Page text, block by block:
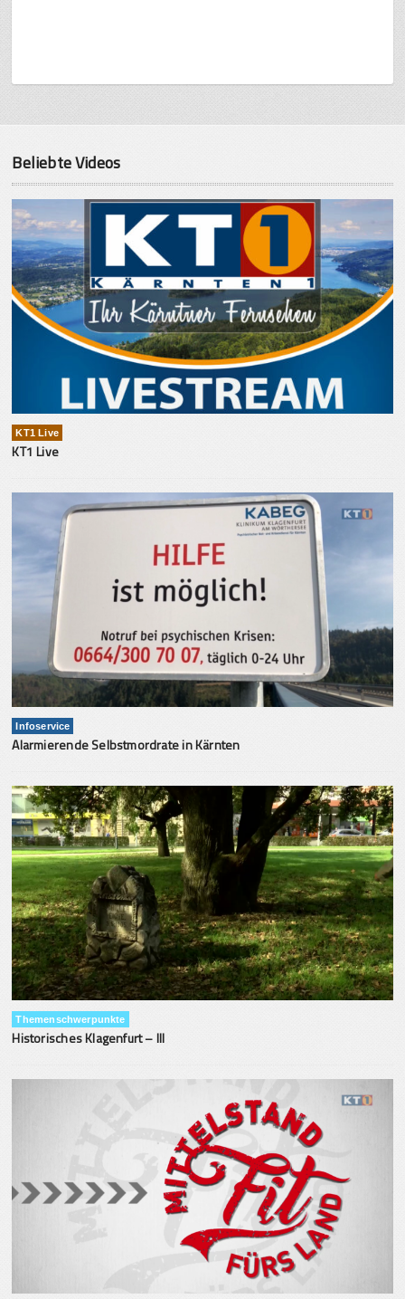
Beliebte Videos
KT1 Live
KT1 Live
Infoservice
Alarmierende Selbstmordrate in Kärnten
Themenschwerpunkte
Historisches Klagenfurt – III